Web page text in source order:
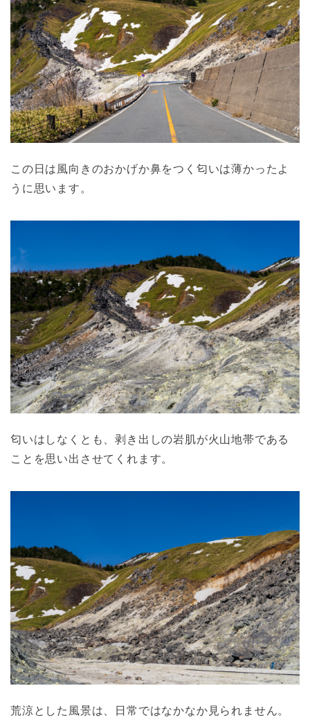
この日は風向きのおかげか鼻をつく匂いは薄かったよ
うに思います。
匂いはしなくとも、剥き出しの岩肌が火山地帯である
ことを思い出させてくれます。
荒涼とした風景は、日常ではなかなか見られません。